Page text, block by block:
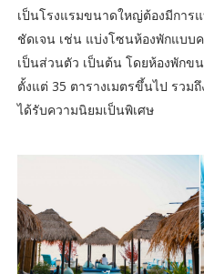
เป็นโรงแรมขนาดใหญ่ต้องมีการ
ชัดเจน เช่น แบ่งโซนห้องพักแบบ
เป็นส่วนตัว เป็นต้น โดยห้องพัก
ตั้งแต่ 35 ตารางเมตรขึ้นไป รวม
ได้รับความนิยมเป็นพิเศษ